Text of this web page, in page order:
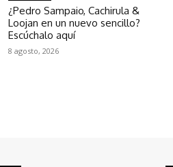
¿Pedro Sampaio, Cachirula &
Loojan en un nuevo sencillo?
Escúchalo aquí
8 agosto, 2026